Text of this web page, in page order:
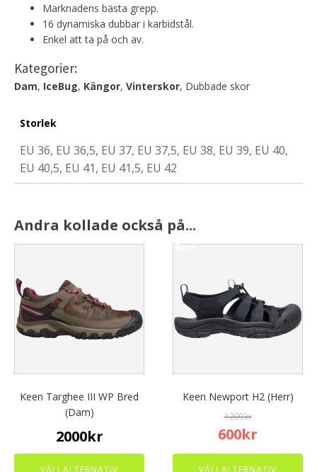
Marknadens bästa grepp.
16 dynamiska dubbar i karbidstål.
Enkel att ta på och av.
Kategorier:
Dam, IceBug, Kängor, Vinterskor, Dubbade skor
Storlek
EU 36, EU 36,5, EU 37, EU 37,5, EU 38, EU 39, EU 40,
EU 40,5, EU 41, EU 41,5, EU 42
Andra kollade också på...
Keen Targhee III WP Bred
(Dam)
2000kr
VÄLJ ALTERNATIV
has
multiple
variants.
The
be
chosen
page
Rea!
Keen Newport H2 (Herr)
1200kr
Original
was:
600kr
is:
VÄLJ ALTERNATIV
has
multiple
variants.
The
be
chosen
page